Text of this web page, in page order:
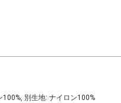
別生地: ナイロン100%